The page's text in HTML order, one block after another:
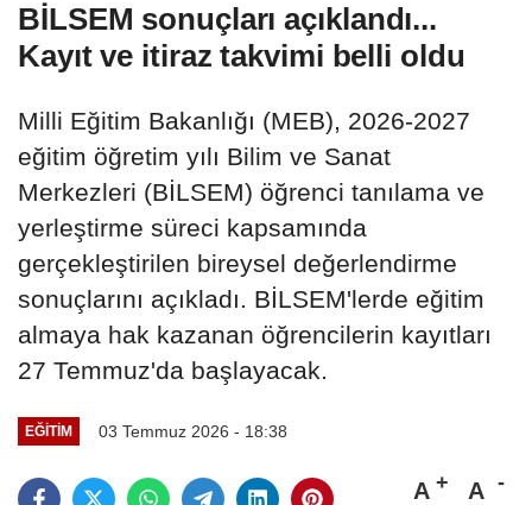
BİLSEM sonuçları açıklandı...
Kayıt ve itiraz takvimi belli oldu
Milli Eğitim Bakanlığı (MEB), 2026-2027
eğitim öğretim yılı Bilim ve Sanat
Merkezleri (BİLSEM) öğrenci tanılama ve
yerleştirme süreci kapsamında
gerçekleştirilen bireysel değerlendirme
sonuçlarını açıkladı. BİLSEM'lerde eğitim
almaya hak kazanan öğrencilerin kayıtları
27 Temmuz'da başlayacak.
EĞITIM 03 Temmuz 2026 - 18:38
A A